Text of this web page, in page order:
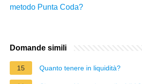
metodo Punta Coda?
Domande simili
15 Quanto tenere in liquidità?